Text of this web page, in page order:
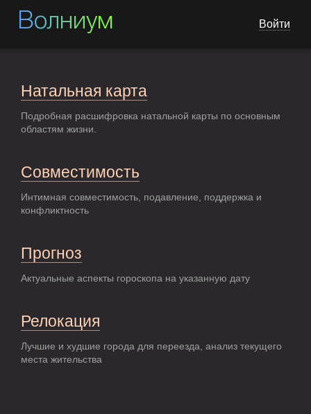
Волниум Войти
Натальная карта
Подробная расшифровка натальной карты по основным
областям жизни.
Совместимость
Интимная совместимость, подавление, поддержка и
конфликтность
Прогноз
Актуальные аспекты гороскопа на указанную дату
Релокация
Лучшие и худшие города для переезда, анализ текущего
места жительства